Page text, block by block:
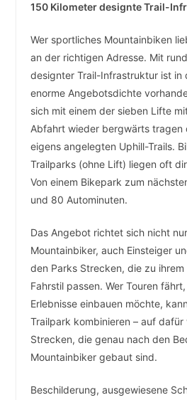
150 Kilometer designte Trail-
Wer sportliches Mountainbiken
an der richtigen Adresse. Mit
designter Trail-Infrastruktur ist in
enorme Angebotsdichte
sich mit einem der sieben Lifte
Abfahrt wieder bergwärts tragen
eigens angelegten Uphill-Trails.
Trailparks (ohne Lift) liegen oft
Von einem Bikepark zum
und 80 Autominuten.
Das Angebot richtet sich nicht
Mountainbiker, auch Einsteiger
den Parks Strecken, die zu ihrem
Fahrstil passen. Wer Touren
Erlebnisse einbauen möchte,
Trailpark kombinieren – auf dafür
Strecken, die genau nach den
Mountainbiker gebaut sind.
Beschilderung, ausgewiesene